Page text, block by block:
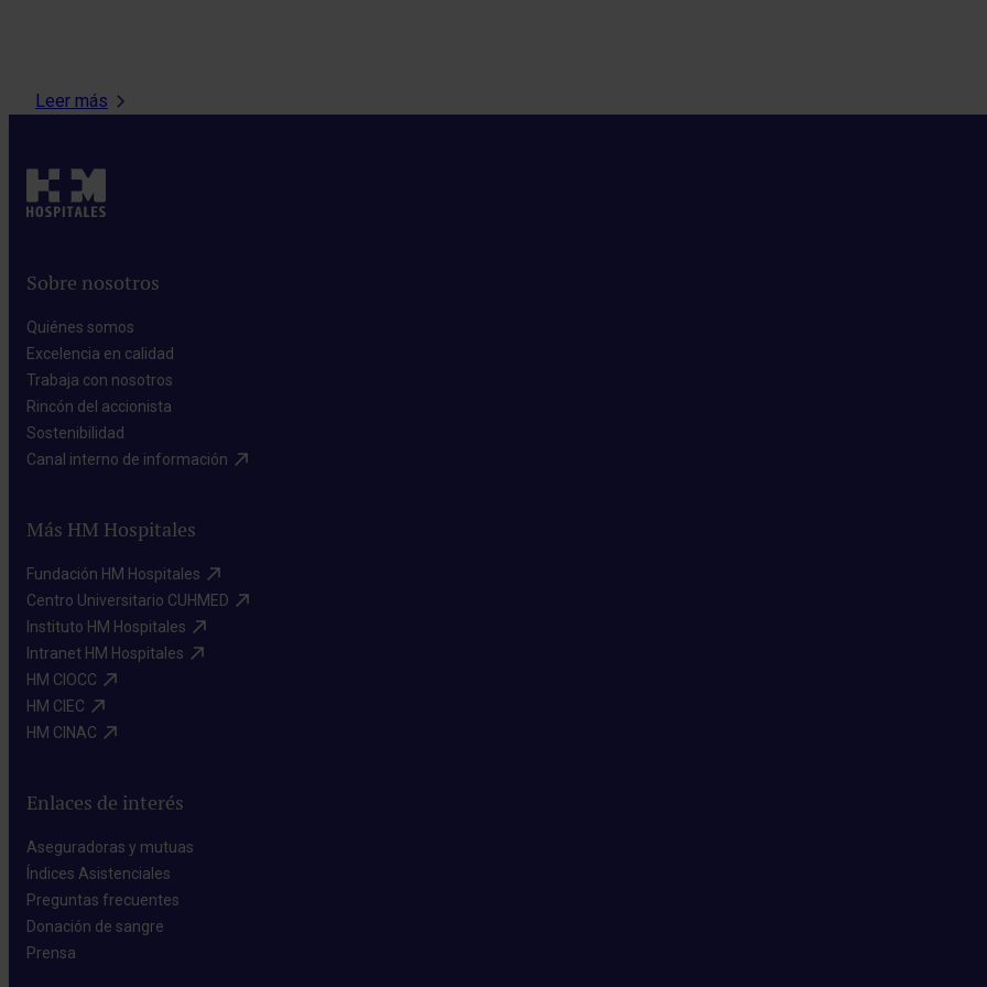
Leer más
Sobre nosotros
Quiénes somos​
Excelencia en calidad​
Trabaja con nosotros​
Rincón del accionista​
Sostenibilidad​
Canal interno de información​
Más HM Hospitales
Fundación HM Hospitales​
Centro Universitario CUHMED​
Instituto HM Hospitales​
Intranet HM Hospitales​
HM CIOCC​
HM CIEC​
HM CINAC​
Enlaces de interés
Aseguradoras y mutuas​
Índices Asistenciales​
Preguntas frecuentes​
Donación de sangre​
Prensa​